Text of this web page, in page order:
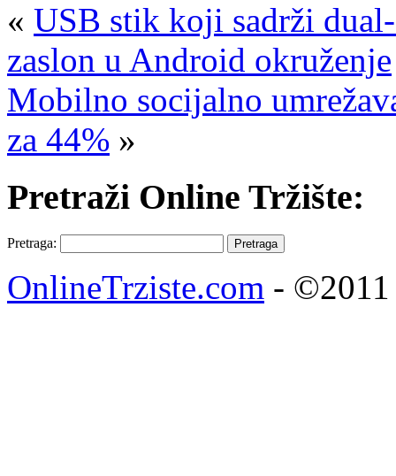
« USB stik koji sadrži
zaslon u Android okruženje
Mobilno socijalno
za 44% »
Pretraži Online Tržište:
Pretraga:
OnlineTrziste.com - ©2011